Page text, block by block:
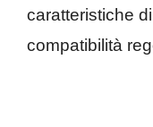
caratteristiche
compatibilità